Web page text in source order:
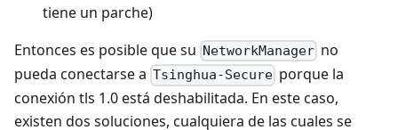
tiene un parche)
Entonces es posible que su NetworkManager no
pueda conectarse a Tsinghua-Secure porque la
conexión tls 1.0 está deshabilitada. En este caso,
existen dos soluciones, cualquiera de las cuales se